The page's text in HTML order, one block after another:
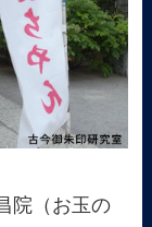
院（お玉の